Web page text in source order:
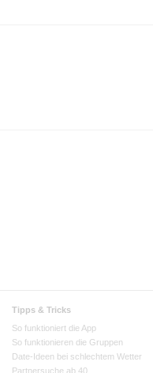
Tipps & Tricks
So funktioniert die App
So funktionieren die Gruppen
Date-Ideen bei schlechtem Wetter
Partnersuche ab 40